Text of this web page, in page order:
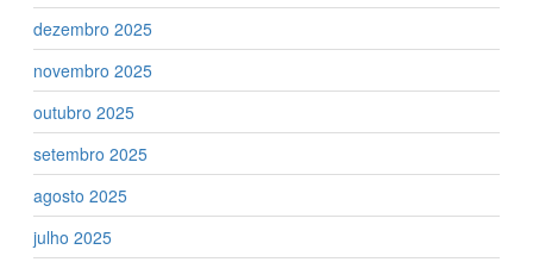
dezembro 2025
novembro 2025
outubro 2025
setembro 2025
agosto 2025
julho 2025